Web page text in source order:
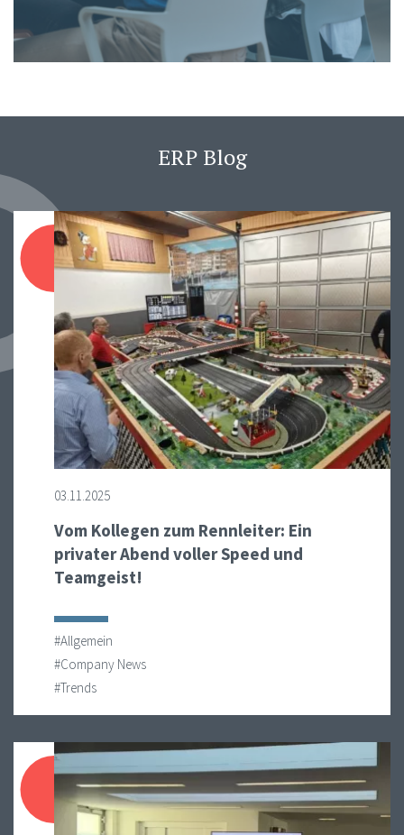
ERP Blog
03.11.2025
Vom Kollegen zum Rennleiter: Ein
privater Abend voller Speed und
Teamgeist!
#Allgemein
#Company News
#Trends